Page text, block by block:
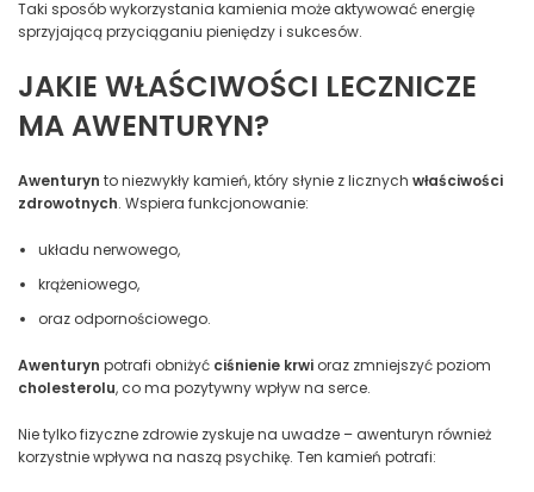
Taki sposób wykorzystania kamienia może aktywować energię
sprzyjającą przyciąganiu pieniędzy i sukcesów.
JAKIE WŁAŚCIWOŚCI LECZNICZE
MA AWENTURYN?
Awenturyn to niezwykły kamień, który słynie z licznych właściwości
zdrowotnych. Wspiera funkcjonowanie:
układu nerwowego,
krążeniowego,
oraz odpornościowego.
Awenturyn potrafi obniżyć ciśnienie krwi oraz zmniejszyć poziom
cholesterolu, co ma pozytywny wpływ na serce.
Nie tylko fizyczne zdrowie zyskuje na uwadze – awenturyn również
korzystnie wpływa na naszą psychikę. Ten kamień potrafi: